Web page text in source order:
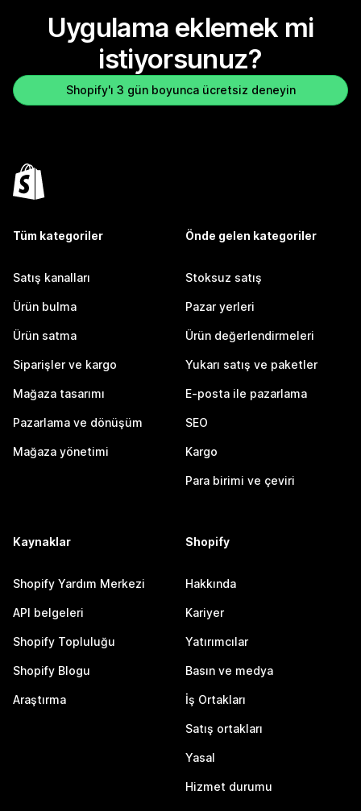
Uygulama eklemek mi
istiyorsunuz?
Shopify'ı 3 gün boyunca ücretsiz deneyin
Tüm kategoriler
Satış kanalları
Ürün bulma
Ürün satma
Siparişler ve kargo
Mağaza tasarımı
Pazarlama ve dönüşüm
Mağaza yönetimi
Önde gelen kategoriler
Stoksuz satış
Pazar yerleri
Ürün değerlendirmeleri
Yukarı satış ve paketler
E-posta ile pazarlama
SEO
Kargo
Para birimi ve çeviri
Kaynaklar
Shopify Yardım Merkezi
API belgeleri
Shopify Topluluğu
Shopify Blogu
Araştırma
Shopify
Hakkında
Kariyer
Yatırımcılar
Basın ve medya
İş Ortakları
Satış ortakları
Yasal
Hizmet durumu